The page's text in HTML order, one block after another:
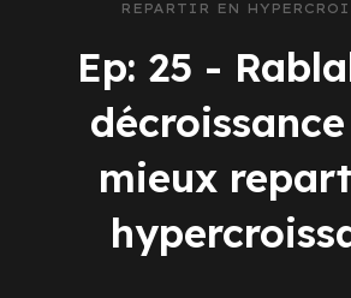
REPARTIR EN
Ep: 25 -
mieux